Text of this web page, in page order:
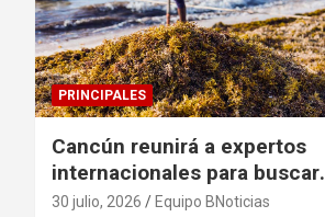
PRINCIPALES
Cancún reunirá a expertos
internacionales para buscar
soluciones al problema del
30 julio, 2026 Equipo BNoticias